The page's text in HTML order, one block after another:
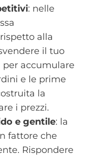
: nelle
alla
il tuo
per accumulare
e le prime
la
i prezzi.
e gentile: la
fattore che
Rispondere